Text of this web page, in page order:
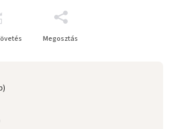
Megosztás